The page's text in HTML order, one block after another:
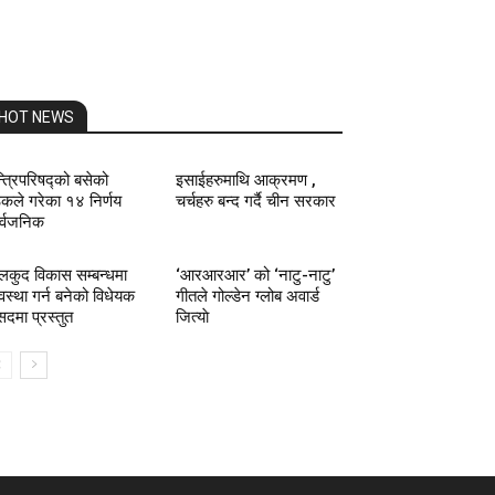
HOT NEWS
बसेको
गरेका १४ निर्णय
इसाईहरुमाथि आक्रमण ,
चर्चहरु बन्द गर्दै चीन सरकार
विकास सम्बन्धमा
गर्न बनेको विधेयक
प्रस्तुत
‘आरआरआर’ को ‘नाटु-नाटु’
गीतले गोल्डेन ग्लोब अवार्ड
जित्याे